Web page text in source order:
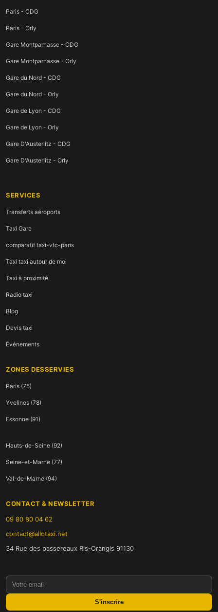
Paris - CDG
Paris - Orly
Gare Montparnasse - CDG
Gare Montparnasse - Orly
Gare du Nord - CDG
Gare du Nord - Orly
Gare de Lyon - CDG
Gare de Lyon - Orly
Gare D'Austerlitz - CDG
Gare D'Austerlitz - Orly
SERVICES
Transferts aéroports
Taxi Gare
comparatif taxi-vtc-paris
Taxi taxi autour de moi
Taxi à proximité
Radio taxi
Blog
Devis taxi
Événements
ZONES DESSERVIES
Paris (75)
Yvelines (78)
Essonne (91)
Hauts-de-Seine (92)
Seine-et-Marne (77)
Val-de-Marne (94)
CONTACT & NEWSLETTER
09 80 80 04 62
contact@allotaxi.net
34 Rue des passereaux Ris-Orangis 91130
S'inscrire